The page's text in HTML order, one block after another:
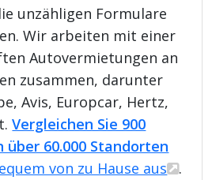
unzähligen Formulare
Wir arbeiten mit einer
Autovermietungen an
zusammen, darunter
Avis, Europcar, Hertz,
Vergleichen Sie 900
60.000 Standorten
von zu Hause aus
.